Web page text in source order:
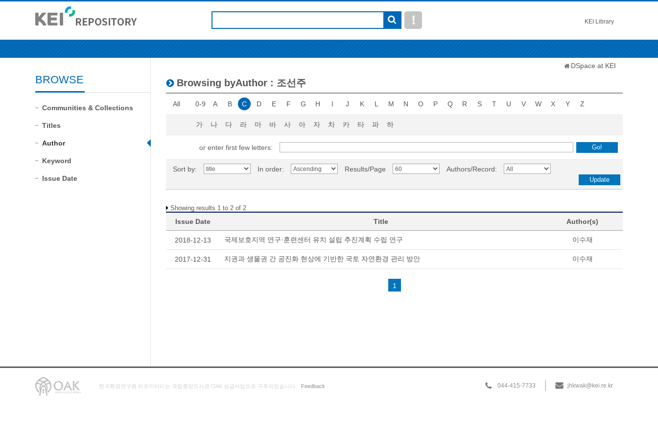
KEI Library
BROWSE
Communities & Collections
Titles
Author
Keyword
Issue Date
DSpace at KEI
Browsing byAuthor : 조선주
All 0-9 A B C D E F G H I J K L M N O P Q R S T U V W X Y Z
가 나 다 라 마 바 사 아 자 차 카 타 파 하
or enter first few letters:
Sort by: In order: Results/Page Authors/Record:
Showing results 1 to 2 of 2
Issue Date Title Author(s)
2018-12-13 국제보호지역 연구·훈련센터 유치 설립 추진계획 수립 연구 이수재
2017-12-31 지권과 생물권 간 공진화 현상에 기반한 국토 자연환경 관리 방안 이수재
1
044-415-7733 jhkwak@kei.re.kr
한국환경연구원 리포지터리는 국립중앙도서관 OAK 보급사업으로 구축되었습니다. Feedback